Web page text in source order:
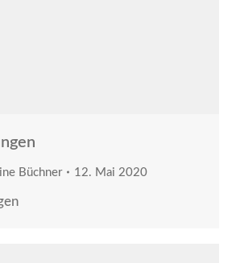
Büchner 12. Mai 2020